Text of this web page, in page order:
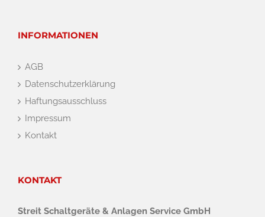
INFORMATIONEN
AGB
Datenschutzerklärung
Haftungsausschluss
Impressum
Kontakt
KONTAKT
Streit Schaltgeräte & Anlagen Service GmbH